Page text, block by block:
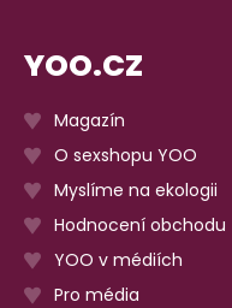
YOO.CZ
Magazín
O sexshopu YOO
Myslíme na ekologii
Hodnocení obchodu
YOO v médiích
Pro média